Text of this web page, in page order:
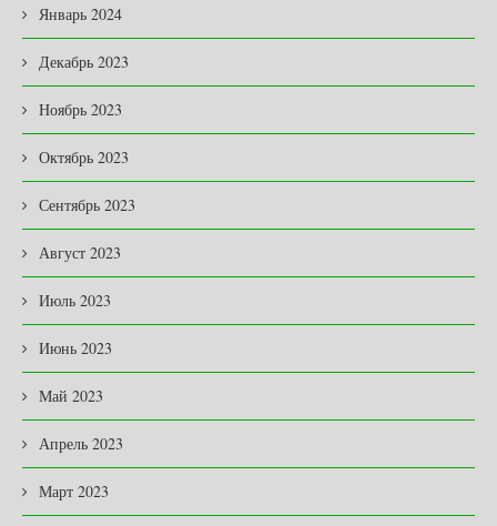
Январь 2024
Декабрь 2023
Ноябрь 2023
Октябрь 2023
Сентябрь 2023
Август 2023
Июль 2023
Июнь 2023
Май 2023
Апрель 2023
Март 2023